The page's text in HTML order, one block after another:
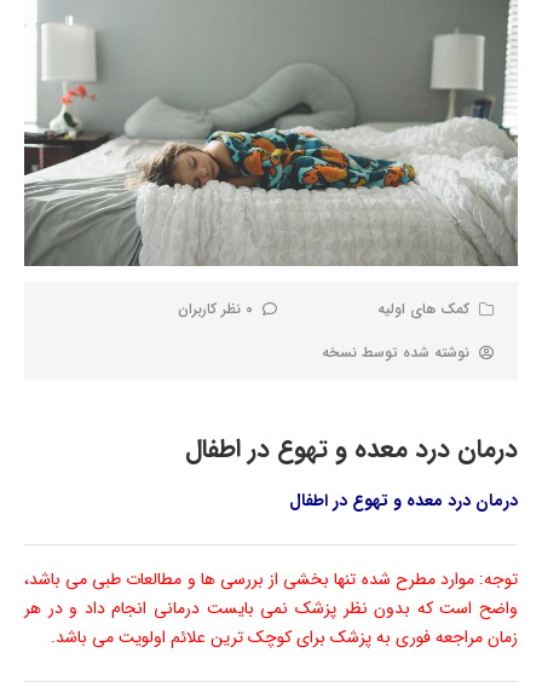
کمک های اولیه
0 نظر کاربران
نوشته شده توسط نسخه
درمان درد معده و تهوع در اطفال
درمان درد معده و تهوع در اطفال
توجه: موارد مطرح شده تنها بخشی از بررسی ها و مطالعات طبی می باشد،
واضح است که بدون نظر پزشک نمی بایست درمانی انجام داد و در هر
زمان مراجعه فوری به پزشک برای کوچک ترین علائم اولویت می باشد.